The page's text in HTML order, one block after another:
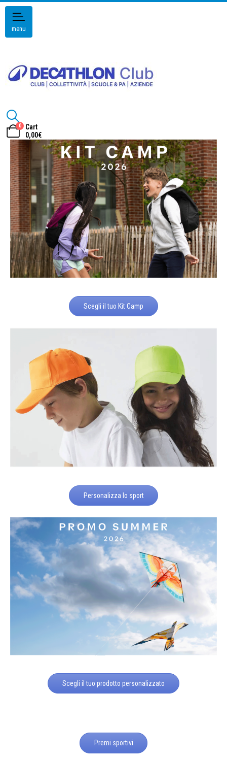
menu
0
Cart
0,00€
Scegli il tuo Kit Camp
Personalizza lo sport
Scegli il tuo prodotto personalizzato
Premi sportivi